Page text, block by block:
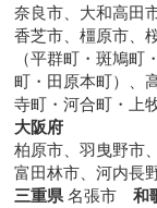
奈良市、大和高田
香芝市、橿原市、
（平群町・斑鳩
町・田原本町）、
寺町・河合町・上
大阪府
柏原市、羽曳野市
富田林市、河内長
三重県 名張市和